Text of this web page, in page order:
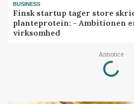
BUSINESS
Finsk startup tager store
planteprotein: - Ambitionen
virksomhed
Annonce
Loading...